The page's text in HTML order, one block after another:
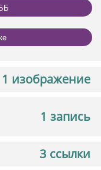
1 изображение
1 запись
3 ссылки